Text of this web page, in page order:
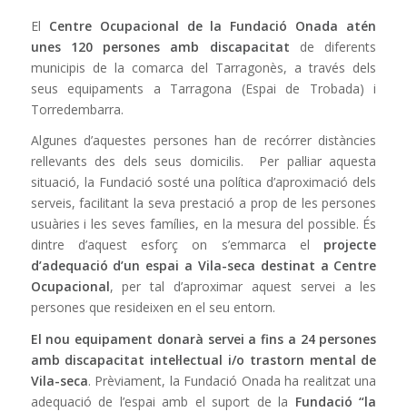
El Centre Ocupacional de la Fundació Onada atén
unes 120 persones amb discapacitat de diferents
municipis de la comarca del Tarragonès, a través dels
seus equipaments a Tarragona (Espai de Trobada) i
Torredembarra.
Algunes d’aquestes persones han de recórrer distàncies
rellevants des dels seus domicilis. Per pal·liar aquesta
situació, la Fundació sosté una política d’aproximació dels
serveis, facilitant la seva prestació a prop de les persones
usuàries i les seves famílies, en la mesura del possible. És
dintre d’aquest esforç on s’emmarca el projecte
d’adequació d’un espai a Vila-seca destinat a Centre
Ocupacional, per tal d’aproximar aquest servei a les
persones que resideixen en el seu entorn.
El nou equipament donarà servei a fins a 24 persones
amb discapacitat intel·lectual i/o trastorn mental de
Vila-seca. Prèviament, la Fundació Onada ha realitzat una
adequació de l’espai amb el suport de la Fundació “la